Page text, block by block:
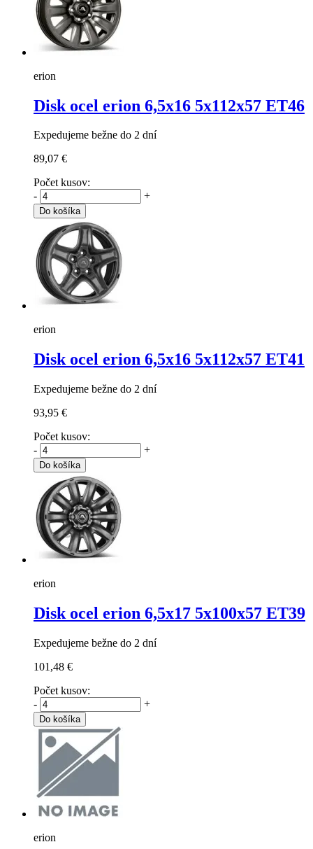
erion
Disk ocel erion 6,5x16 5x112x57 ET46
Expedujeme bežne do 2 dní
89,07 €
Počet kusov:
-
+
Do košíka
erion
Disk ocel erion 6,5x16 5x112x57 ET41
Expedujeme bežne do 2 dní
93,95 €
Počet kusov:
-
+
Do košíka
erion
Disk ocel erion 6,5x17 5x100x57 ET39
Expedujeme bežne do 2 dní
101,48 €
Počet kusov:
-
+
Do košíka
erion